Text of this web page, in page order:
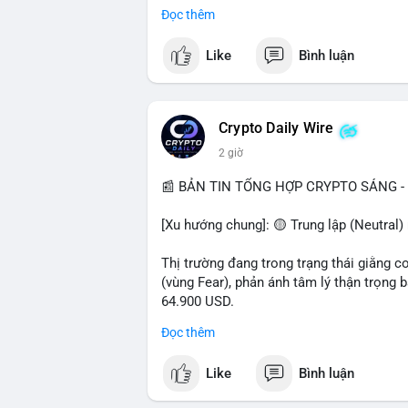
- Pháp lý: CEO Coinbase thúc đẩy
#binancesquare #cryptonews
$btc $eth $sol $xrp
#vlikevn #titanbot
📰 Nguồn: Decrypt
Đọc thêm
Like Bình luận
Crypto Daily Wire
2 giờ
📰 BẢN TIN TỔNG HỢP CRYPTO SÁNG
[Xu hướng chung]: 🟡 Trung lập
Thị trường đang trong trạng thái giằng
(vùng Fear), phản ánh tâm lý thận trọng
64.900 USD.
- Thị trường & Giá cả: Hoạt động cá voi
BTC (5,89 triệu USD) và 89,97 BTC
cấu danh mục. Tuy nhiên, funding rate
Đọc thêm
Like Bình luận